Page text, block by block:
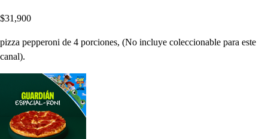
$31,900
pizza pepperoni de 4 porciones, (No incluye coleccionable para este
canal).